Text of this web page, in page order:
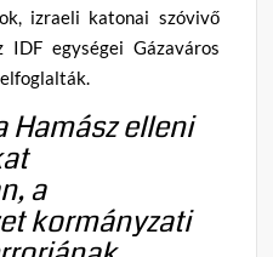
izraeli katonai szóvivő
egységei Gázaváros
Hamász elleni
a
kormányzati